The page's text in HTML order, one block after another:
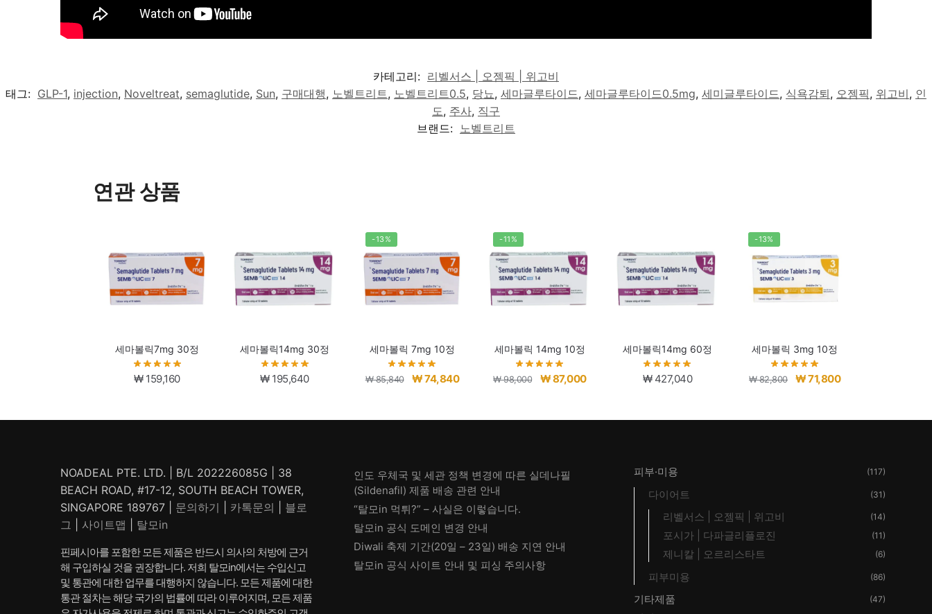
카테고리: 리벨서스 | 오젬픽 | 위고비
태그: GLP-1, injection, Noveltreat, semaglutide, Sun, 구매대행, 노벨트리트 , 노벨트리트0.5, 당뇨, 세마글루타이드, 세마글루타이드0.5mg, 세미글루타이드, 식욕감퇴, 오젬픽, 위고비, 인
도, 주사, 직구
브랜드:
노벨트리트
연관 상품
세마볼릭7mg 30정
₩159,160
세마볼릭14mg 30정
₩195,640
-13%
세마볼릭 7mg 10정
₩85,840
원
₩74,840현
-11%
세마볼릭 14mg 10정
₩98,000
원
₩87,000현
세마볼릭14mg 60정
₩427,040
-13%
세마볼릭 3mg 10정
₩82,800
원
₩71,800현
NOADEAL PTE. LTD. | B/L 202226085G | 38
BEACH ROAD, #17-12, SOUTH BEACH TOWER,
SINGAPORE 189767 | 문의하기 카톡문의
블로
그
사이트맵 탈모in
핀페시아를 포함한 모든 제품은 반드시 의사의 처방에 근거
해 구입하실 것을 권장합니다. 저희 탈모in에서는 수입신고
및 통관에 대한 업무를 대행하지 않습니다. 모든 제품에 대한
통관 절차는 해당 국가의 법률에 따라 이루어지며, 모든 제품
인도 우체국 및 세관 정책 변경에 따른 실데나필
(Sildenafil) 제품 배송 관련 안내
“탈모in 먹튀?” – 사실은 이렇습니다.
탈모in 공식 도메인 변경 안내
Diwali 축제 기간(20일 – 23일) 배송 지연 안내
탈모in 공식 사이트 안내 및 피싱 주의사항
피부·미용 (117)
다이어트 (31)
리벨서스 | 오젬픽 | 위고비 (14)
포시가 | 다파글리플로진 (11)
제니칼 | 오르리스타트 (6)
피부미용 (86)
기타제품 (47)